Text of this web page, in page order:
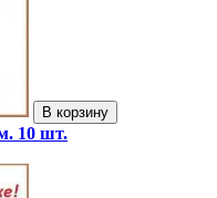
В корзину
10 шт.